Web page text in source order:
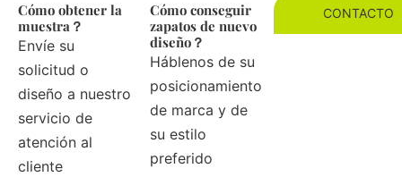
Cómo obtener la
muestra？
Envíe su
solicitud o
diseño a nuestro
servicio de
atención al
cliente
Cómo conseguir
zapatos de nuevo
diseño？
Háblenos de su
posicionamiento
de marca y de
su estilo
preferido
CONTACTO